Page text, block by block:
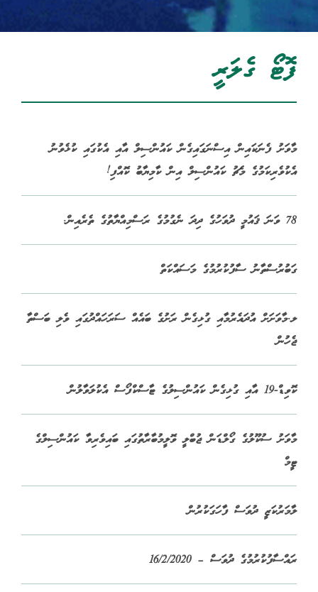
ފޮޓޯ ގެލަރީ
މާވަށު ފެނަކައިން އިސްނަގައިގެން ކައުންސިލް އާއި އެކުގައި ކުޅެވުނު
އެކުވެރިކަމުގެ މެޗު ކައުންސިލް އިން ކާމިޔާބު ކޮއްފި!
78 ވަނަ ޤައުމީ ދުވަހުގެ ދިދަ ނެގުމުގެ ރަސްމިއްޔާތުގެ ތެރެއިން.
ގަބުރުސްތާނު ސާފުކުރުމުގެ މަސައްކަތް
ލ.މާވަށަށް އުދައެރުމާއި ގުޅިގެން ރަށުގެ ބައެއް ސަރަހައްދުގައި ވެލި ބަސްތާ
ޖެހުން
ކޮވިޑް-19 އާއި ގުޅިގެން ކައުންސިލުގެ ޓާސްކްފޯސް އެކުލަވާލުން
މާވަށު ސުކޫލުގެ ގޯލްޑަން ޖުބްލީ ވޮލީމުބާރާތުގައި ބައިވެރިވާ ކައުންސިލްގެ
ޓީމް
ލާމަރުކަޒީ ދުވަސް ފާހަގަކުރުން
ރައްސާފުކުރުމުގެ ދުވަސް – 16/2/2020